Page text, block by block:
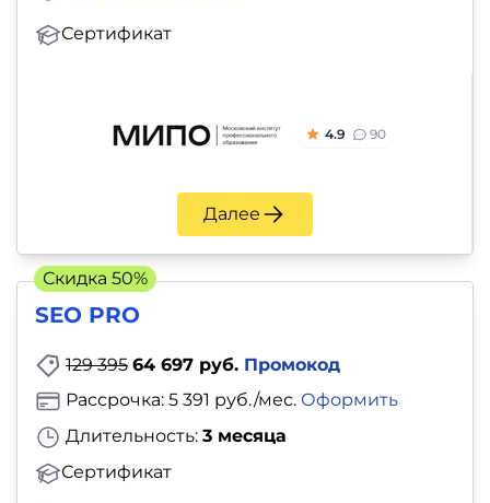
Сертификат
4.9 90
Далее
SEO PRO
129 395 64 697 руб. Промокод
Длительность: 3 месяца
Сертификат
Рассрочка: 5 391 руб./мес. Оформить
Скидка 50%
Для
Красота,
здоровье,
Психология
и
саморазвитие
Прочее
Репетиторы
Тесты